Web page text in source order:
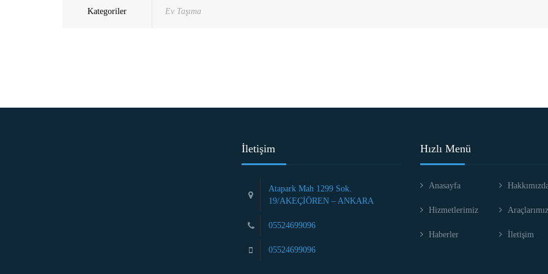
Kategoriler Ev Taşıma
İletişim
Atapark Mah 1299 Sok.
19/AKEÇİÖREN – ANKARA
05524699096
05524699096
Hızlı Menü
Anasayfa
Hizmetlerimiz
Haberler İletişim